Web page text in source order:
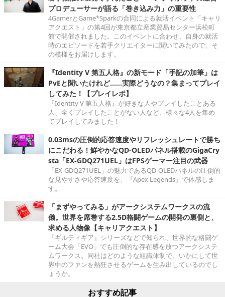
プロデューサーが語る「巻き込み力」の重要性
4GamerとGame*Sparkの合同による就活イベント「キャリ
アクエスト」の第4回が東京都立産業貿易センター浜松町
館で開催されました。このイベントに合わせ、自身の就活
時のエピソードを若手クリエイターに聞いてみたので、そ
の模様をお届けします。
『Identity V 第五人格』の新モード「手記の加筆」は
PvEと聞いたけれど……実際どうなの？集まってプレイ
してみた！【プレイレポ】
『Identity V 第五人格』が好きな人やプレイしたことある
人、全くプレイしたことがない人など、様々な4人を集め
てプレイしてみました！
0.03msの圧倒的応答速度やリフレッシュレートで勝ち
にこだわる！鮮やかなQD-OLEDパネル搭載のGigaCry
sta「EX-GDQ271UEL」はFPSゲーマー注目の武器
「EX-GDQ271UEL」の魅力であるQD-OLEDパネルの圧倒的
な見やすさや応答速度を、『Apex Legends』で体感しま
す。
「まずやってみる」がアークシステムワークスの流
儀。世界を席巻する2.5D格闘ゲームの開発の裏側と、
求める人物像【キャリアクエスト】
『ギルティギア』シリーズなどで知られ、世界的な格闘ゲ
ーム大会「EVO」でも圧倒的な存在感を放つアークシステ
ムワークス。同社はどのような組織体制で、いかにして世
界中のファンを熱狂させるゲームを生み出しているのでし
ょうか。
おすすめ記事